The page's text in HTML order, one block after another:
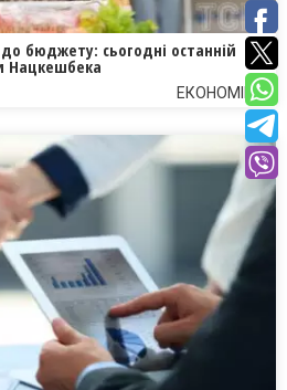
бюджету: сьогодні останній
Нацкешбека
ЕКОНОМІКА